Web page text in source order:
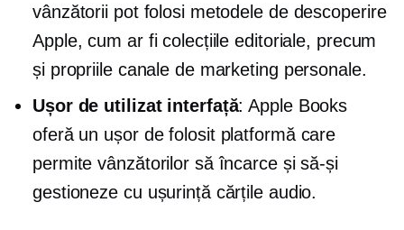
vânzătorii pot folosi metodele de descoperire
Apple, cum ar fi colecțiile editoriale, precum
și propriile canale de marketing personale.
Ușor de utilizatinterfață: Apple Books
oferă un ușor de folositplatformă care
permite vânzătorilor să încarce și să-și
gestioneze cu ușurință cărțile audio.